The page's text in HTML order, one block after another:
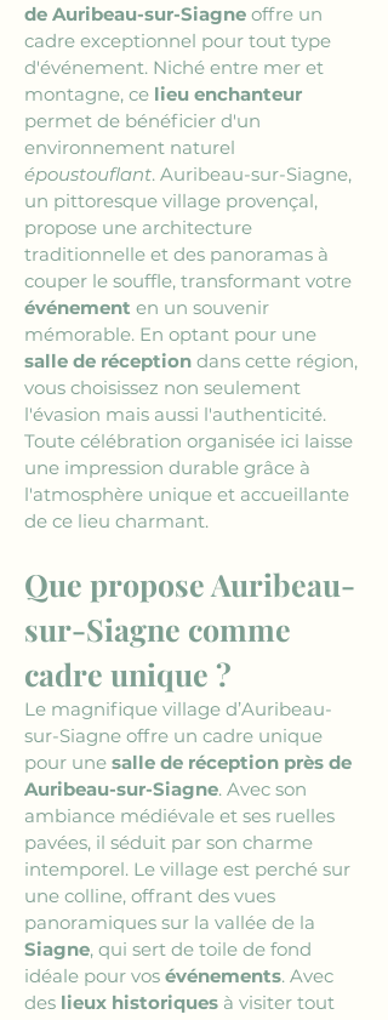
de Auribeau-sur-Siagne offre un
cadre exceptionnel pour tout type
d'événement. Niché entre mer et
montagne, ce lieu enchanteur
permet de bénéficier d'un
environnement naturel
époustouflant. Auribeau-sur-Siagne,
un pittoresque village provençal,
propose une architecture
traditionnelle et des panoramas à
couper le souffle, transformant votre
événement en un souvenir
mémorable. En optant pour une
salle de réception dans cette région,
vous choisissez non seulement
l'évasion mais aussi l'authenticité.
Toute célébration organisée ici laisse
une impression durable grâce à
l'atmosphère unique et accueillante
de ce lieu charmant.
Que propose Auribeau-
sur-Siagne comme
cadre unique ?
Le magnifique village d’Auribeau-
sur-Siagne offre un cadre unique
pour une salle de réception près de
Auribeau-sur-Siagne. Avec son
ambiance médiévale et ses ruelles
pavées, il séduit par son charme
intemporel. Le village est perché sur
une colline, offrant des vues
panoramiques sur la vallée de la
Siagne, qui sert de toile de fond
idéale pour vos événements. Avec
des lieux historiques à visiter tout